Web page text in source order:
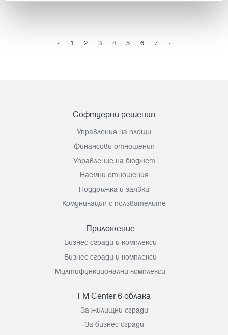
‹ 1 2 3 4 5 6 7 ›
Софтуерни решения
Управления на площи
Финансови отношения
Управление на бюджет
Наемни отношения
Поддръжка и заявки
Комуникация с ползвателите
Приложение
Бизнес сгради и комплекси
Бизнес сгради и комплекси
Мултифункционални комплекси
FM Center в облака
За жилищни сгради
За бизнес сгради